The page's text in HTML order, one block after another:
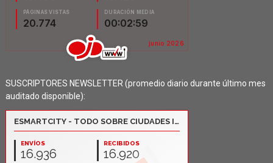
SUSCRIPTORES NEWSLETTER (promedio diario durante último mes
auditado disponible):